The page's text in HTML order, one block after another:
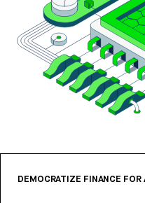
DEMOCRATIZE FINANCE